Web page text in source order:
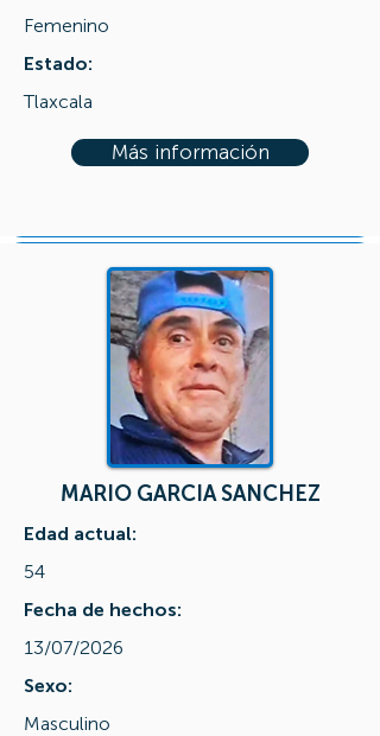
Femenino
Estado:
Tlaxcala
Más información
MARIO GARCIA SANCHEZ
Edad actual:
54
Fecha de hechos:
13/07/2026
Sexo:
Masculino